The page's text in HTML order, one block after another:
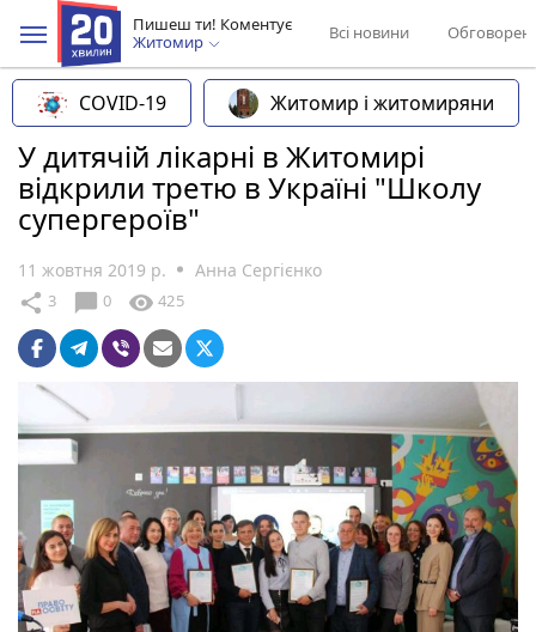
Пишеш ти! Коментує
Житомир
Всі новини
COVID-19 Житомир і житомиряни
У дитячій лікарні в Житомирі
відкрили третю в Україні "Школу
супергероїв"
11 жовтня 2019 р. Анна Сергієнко
share 3 chat_bubble 0 visibility 425